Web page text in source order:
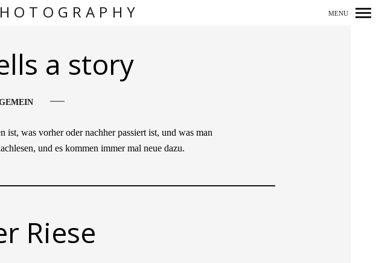
MENU
a story
ist, was vorher oder nachher passiert ist, und was man
und es kommen immer mal neue dazu.
Riese